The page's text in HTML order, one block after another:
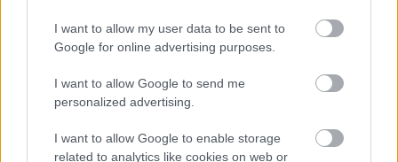
I want to allow my user data to be sent to
Google for online advertising purposes.
I want to allow Google to send me
personalized advertising.
I want to allow Google to enable storage
related to analytics like cookies on web or
3 nap 5 óra 3 perc 19 másodperc
AC MilanvsManchester United2026-08-15 18:00